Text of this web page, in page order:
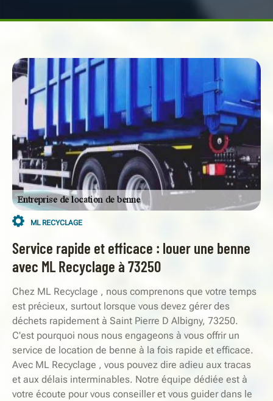
ML RECYCLAGE
Service rapide et efficace : louer une benne
avec ML Recyclage à 73250
Chez ML Recyclage , nous comprenons que votre temps
est précieux, surtout lorsque vous devez gérer des
déchets rapidement à Saint Pierre D Albigny, 73250.
C'est pourquoi nous nous engageons à vous offrir un
service de location de benne à la fois rapide et efficace.
Avec ML Recyclage , vous pouvez dire adieu aux tracas
et aux délais interminables. Notre équipe dédiée est à
votre écoute pour vous conseiller et vous guider dans le